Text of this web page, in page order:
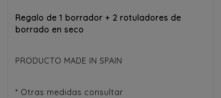
Regalo de 1 borrador + 2 rotuladores de
borrado en seco
PRODUCTO MADE IN SPAIN
* Otras medidas consultar